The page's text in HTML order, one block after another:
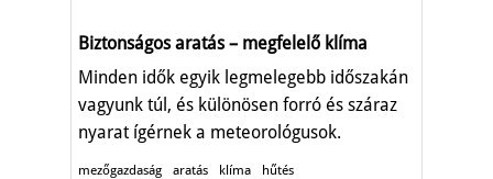
Biztonságos aratás – megfelelő klíma
Minden idők egyik legmelegebb időszakán
vagyunk túl, és különösen forró és száraz
nyarat ígérnek a meteorológusok.
mezőgazdaság aratás klíma hűtés